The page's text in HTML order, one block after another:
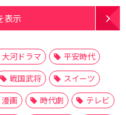
表示
大河ドラマ
平安時代
戦国武将
スイーツ
漫画 時代劇
テレビ